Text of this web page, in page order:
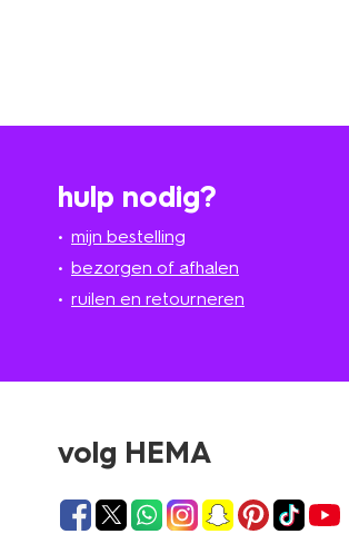
hulp nodig?
mijn bestelling
bezorgen of afhalen
ruilen en retourneren
volg HEMA